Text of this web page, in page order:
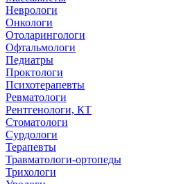
Неврологи
Онкологи
Отоларингологи
Офтальмологи
Педиатры
Проктологи
Психотерапевты
Ревматологи
Рентгенологи, КТ
Стоматологи
Сурдологи
Терапевты
Травматологи-ортопеды
Трихологи